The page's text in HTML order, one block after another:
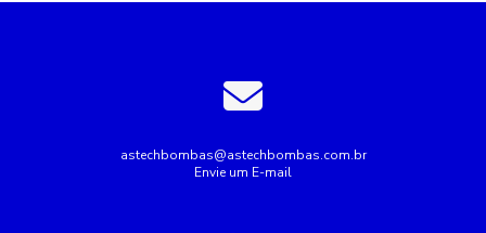
Bombas submersas
Conserto de bomba submersa
Conserto de bombas
astechbombas@astechbombas.com.br
Envie um E-mail